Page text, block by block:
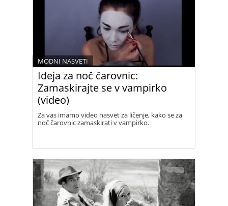
Ideja za noč čarovnic:
Zamaskirajte se v vampirko
(video)
MODNI NASVETI
Za vas imamo video nasvet za ličenje, kako se za
noč čarovnic zamaskirati v vampirko.